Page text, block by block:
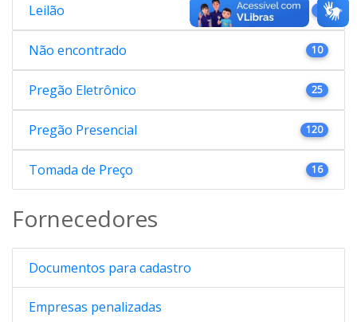
Leilão
Não encontrado 10
Pregão Eletrônico 25
Pregão Presencial 120
Tomada de Preço 16
Fornecedores
Documentos para cadastro
Empresas penalizadas